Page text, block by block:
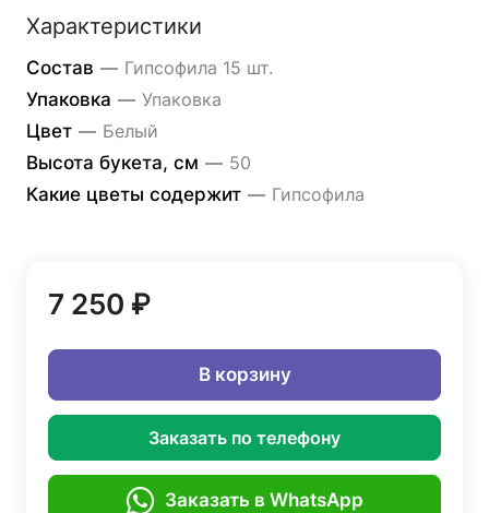
Характеристики
Состав — Гипсофила 15 шт.
Упаковка — Упаковка
Цвет — Белый
Высота букета, см — 50
Какие цветы содержит — Гипсофила
7 250 ₽
В корзину
Заказать по телефону
Заказать в WhatsApp